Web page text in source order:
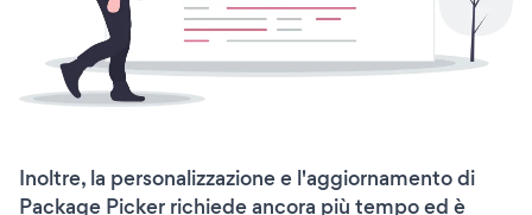
Inoltre, la personalizzazione e l'aggiornamento di
Package Picker richiede ancora più tempo ed è